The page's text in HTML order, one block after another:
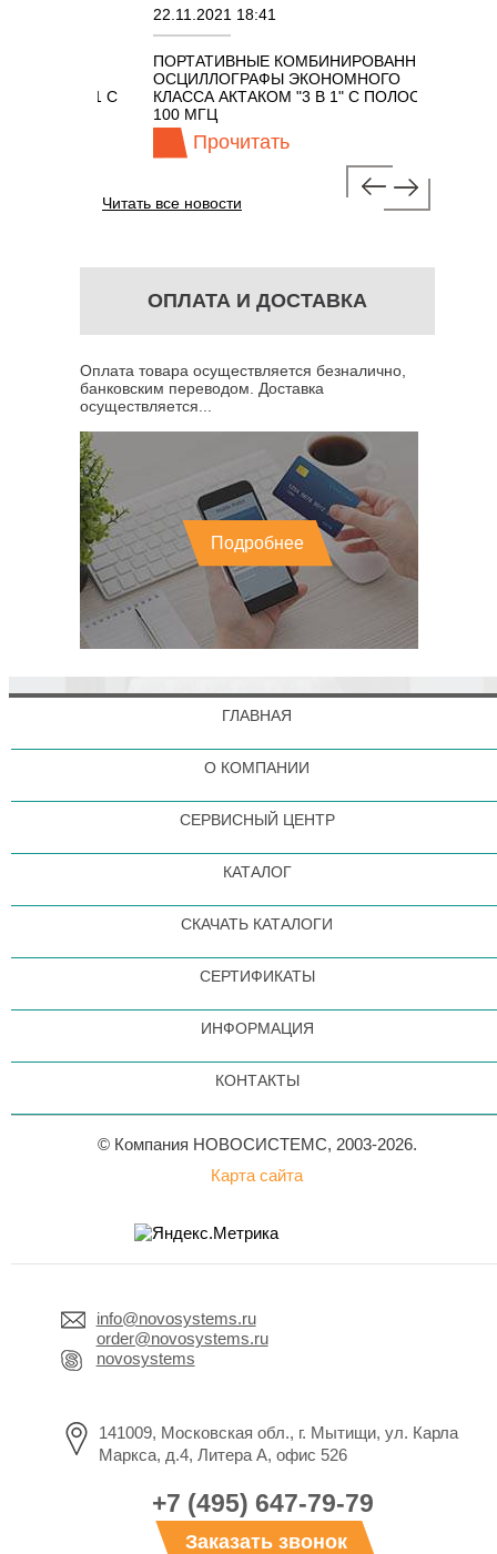
22.11.2021 18:41
ПОРТАТИВНЫЕ КОМБИНИРОВАННЫЕ
ОСЦИЛЛОГРАФЫ ЭКОНОМНОГО
КЛАССА АКТАКОМ "3 В 1" С ПОЛОСОЙ
100 МГЦ
Прочитать
Читать все новости
ОПЛАТА И ДОСТАВКА
Оплата товара осуществляется безналично,
банковским переводом. Доставка
осуществляется...
Подробнее
ГЛАВНАЯ
О КОМПАНИИ
СЕРВИСНЫЙ ЦЕНТР
КАТАЛОГ
СКАЧАТЬ КАТАЛОГИ
СЕРТИФИКАТЫ
ИНФОРМАЦИЯ
КОНТАКТЫ
© Компания НОВОСИСТЕМС, 2003-2026.
Карта сайта
info@novosystems.ru
order@novosystems.ru
novosystems
141009, Московская обл., г. Мытищи, ул. Карла
Маркса, д.4, Литера А, офис 526
+7 (495) 647-79-79
Заказать звонок